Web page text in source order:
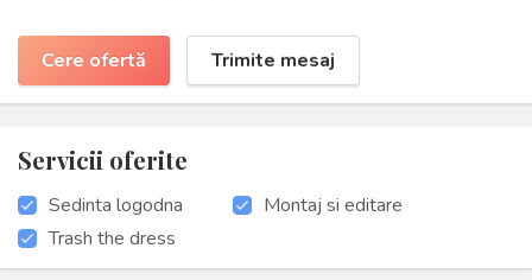
Cere ofertă Trimite mesaj
Servicii oferite
Sedinta logodna
Montaj si editare
Trash the dress